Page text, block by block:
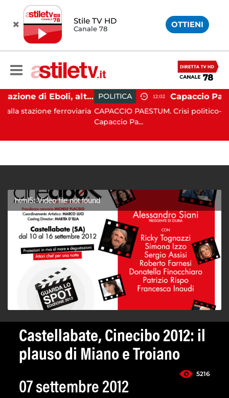
Stile TV HD
Canale 78 OTTIENI
Caos alla stazione di Eboli, alterco a bordo: malore per la capotreno e Intercity per Taranto fermo per ore
ferroviaria
POLITICA 12:02
CAPACCIO PAESTUM. Crisi politico-
Capaccio Pa...
html5: Video file not found
Castellabate, Cinecibo 2012: il
plauso di Miano e Troiano
5216
07 settembre 2012